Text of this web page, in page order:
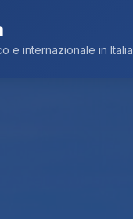
e internazionale in Italia